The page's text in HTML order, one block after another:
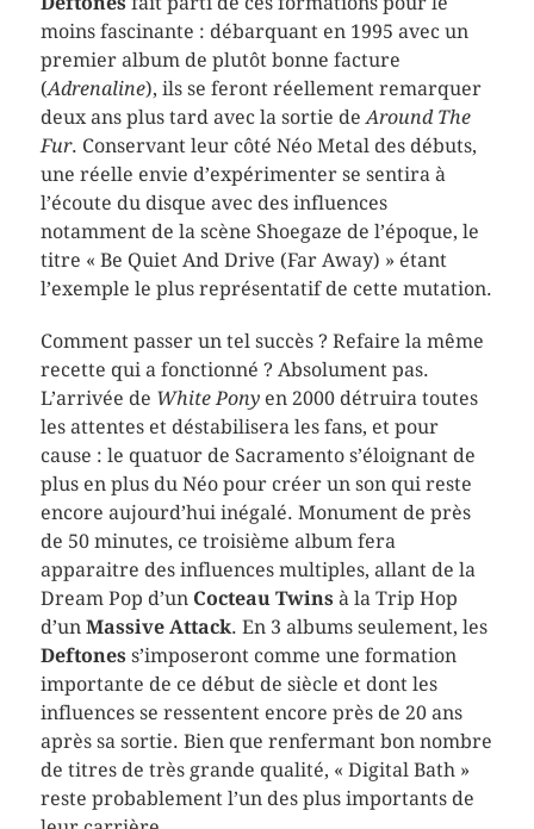
moins fascinante : débarquant en 1995 avec un
premier album de plutôt bonne facture
(Adrenaline), ils se feront réellement remarquer
deux ans plus tard avec la sortie deAround The
Fur. Conservant leur côté Néo Metal des débuts,
une réelle envie d’expérimenter se sentira à
l’écoute du disque avec des influences
notamment de la scène Shoegaze de l’époque, le
titre « Be Quiet And Drive (Far Away) » étant
l’exemple le plus représentatif de cette mutation.
Comment passer un tel succès ? Refaire la même
recette qui a fonctionné ? Absolument pas.
L’arrivée de White Ponyen 2000 détruira toutes
les attentes et déstabilisera les fans, et pour
cause : le quatuor de Sacramento s’éloignant de
plus en plus du Néo pour créer un son qui reste
encore aujourd’hui inégalé. Monument de près
de 50 minutes, ce troisième album fera
apparaitre des influences multiples, allant de la
Dream Pop d’un Cocteau Twins à la Trip Hop
d’un Massive Attack. En 3 albums seulement, les
Deftoness’imposeront comme une formation
importante de ce début de siècle et dont les
influences se ressentent encore près de 20 ans
après sa sortie. Bien que renfermant bon nombre
de titres de très grande qualité, « Digital Bath »
reste probablement l’un des plus importants de